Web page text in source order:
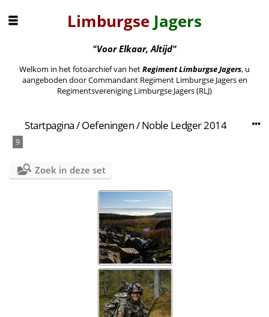
Limburgse Jagers
"Voor Elkaar, Altijd"
Welkom in het fotoarchief van hetRegiment Limburgse Jagers, u
aangeboden door Commandant Regiment Limburgse Jagers en
Regimentsvereniging Limburgse Jagers (RLJ)
Startpagina/Oefeningen/Noble Ledger 2014
9
Zoek in deze set